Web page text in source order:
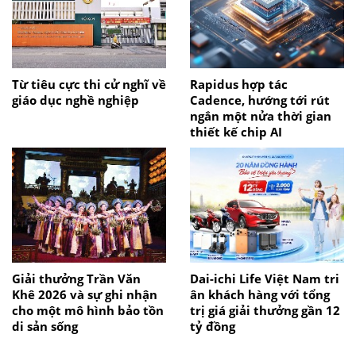
Từ tiêu cực thi cử nghĩ về
giáo dục nghề nghiệp
Rapidus hợp tác
Cadence, hướng tới rút
ngắn một nửa thời gian
thiết kế chip AI
Giải thưởng Trần Văn
Khê 2026 và sự ghi nhận
cho một mô hình bảo tồn
di sản sống
Dai-ichi Life Việt Nam tri
ân khách hàng với tổng
trị giá giải thưởng gần 12
tỷ đồng